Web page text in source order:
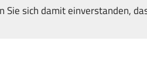
sich damit einverstanden,